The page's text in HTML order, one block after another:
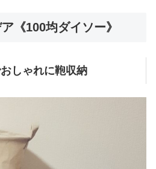
《100均ダイソー》
しゃれに鞄収納